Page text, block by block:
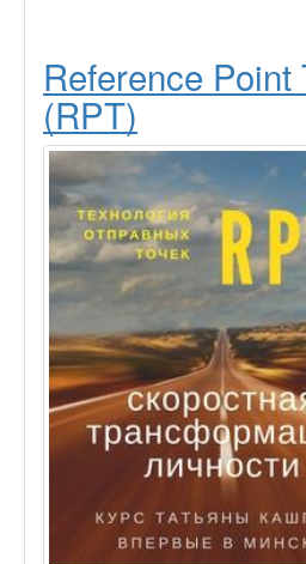
Reference Point
(RPT)